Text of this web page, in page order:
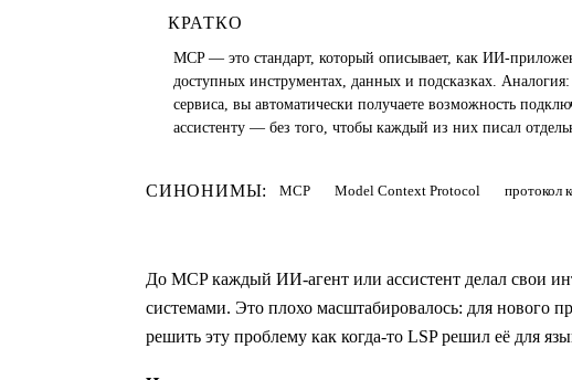
КРАТКО
MCP — это стандарт, который описывает, как ИИ-
доступных инструментах, данных и подсказках.
сервиса, вы автоматически получаете возможность
ассистенту — без того, чтобы каждый из них писал
СИНОНИМЫ: MCP Model Context Protocol протокол
До MCP каждый ИИ-агент или ассистент делал свои
системами. Это плохо масштабировалось: для нового
решить эту проблему как когда-то LSP решил её для